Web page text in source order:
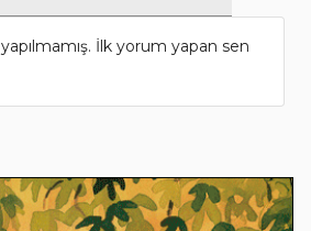
İlk yorum yapan sen